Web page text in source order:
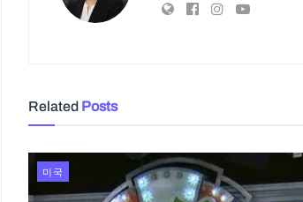
Related Posts
미국